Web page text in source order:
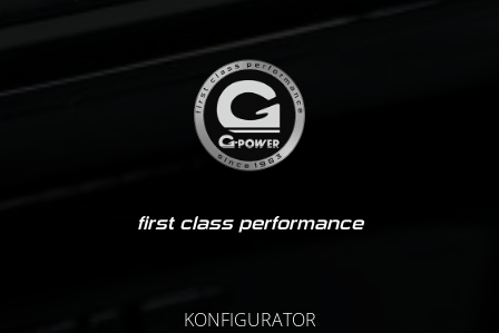
first class performance
KONFIGURATOR